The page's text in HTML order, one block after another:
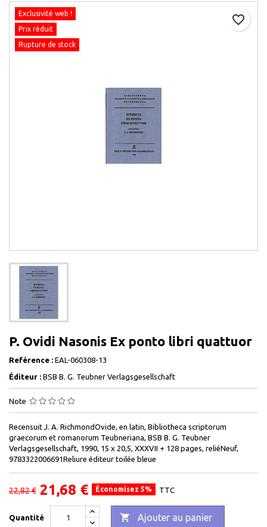
Exclusivité web !
Prix réduit
Rupture de stock
P. Ovidi Nasonis Ex ponto libri quattuor
Reférence : EAL-060308-13
Éditeur : BSB B. G. Teubner Verlagsgesellschaft
Note
Recensuit J. A. RichmondOvide, en latin, Bibliotheca scriptorum
graecorum et romanorum Teubneriana, BSB B. G. Teubner
Verlagsgesellschaft, 1990, 15 x 20,5, XXXVII + 128 pages, reliéNeuf,
9783322006691Reliure éditeur toilée bleue
22,82 € 21,68 € Économisez 5% TTC
Quantité  Ajouter au panier
favorite_border